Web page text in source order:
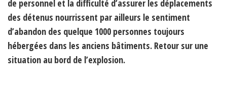
de personnel et la difficulté d’assurer les déplacements
des détenus nourrissent par ailleurs le sentiment
d’abandon des quelque 1000 personnes toujours
hébergées dans les anciens bâtiments. Retour sur une
situation au bord de l’explosion.